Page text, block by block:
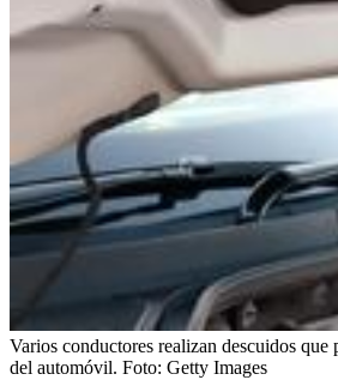
Varios conductores realizan descuidos que
del automóvil. Foto: Getty Images